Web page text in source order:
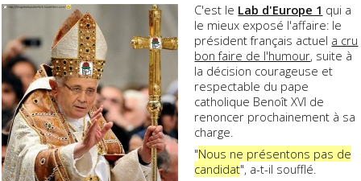
C'est le Lab d'Europe 1 qui a
le mieux exposé l'affaire: le
président français actuel a cru
bon faire de l'humour, suite à
la décision courageuse et
respectable du pape
catholique Benoît XVI de
renoncer prochainement à sa
charge.
"Nous ne présentons pas de
candidat", a-t-il soufflé.